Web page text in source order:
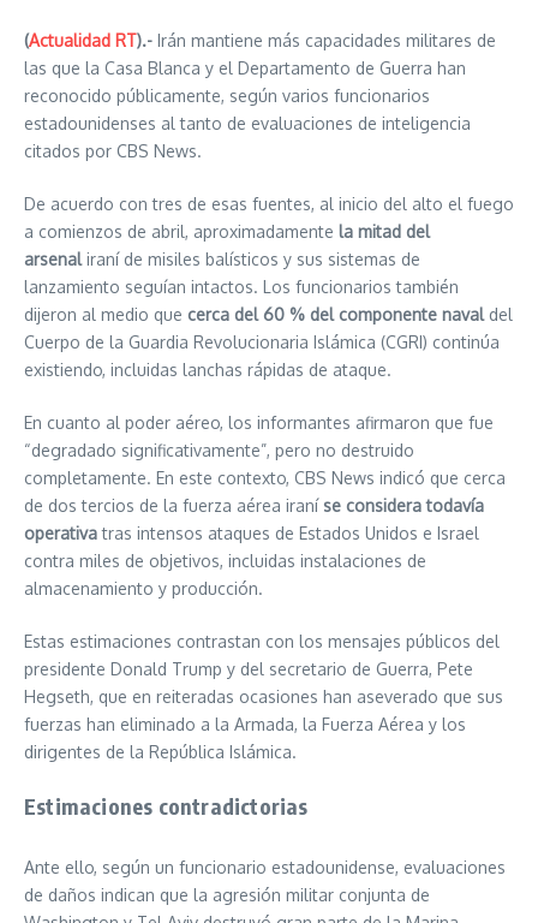
(Actualidad RT).- Irán mantiene más capacidades militares de
las que la Casa Blanca y el Departamento de Guerra han
reconocido públicamente, según varios funcionarios
estadounidenses al tanto de evaluaciones de inteligencia
citados por CBS News.
De acuerdo con tres de esas fuentes, al inicio del alto el fuego
a comienzos de abril, aproximadamente la mitad del
arsenaliraní de misiles balísticos y sus sistemas de
lanzamiento seguían intactos. Los funcionarios también
dijeron al medio que cerca del 60 % del componente navaldel
Cuerpo de la Guardia Revolucionaria Islámica (CGRI) continúa
existiendo, incluidas lanchas rápidas de ataque.
En cuanto al poder aéreo, los informantes afirmaron que fue
“degradado significativamente”, pero no destruido
completamente. En este contexto, CBS News indicó que cerca
de dos tercios de la fuerza aérea iraní se considera todavía
operativatras intensos ataques de Estados Unidos e Israel
contra miles de objetivos, incluidas instalaciones de
almacenamiento y producción.
Estas estimaciones contrastan con los mensajes públicos del
presidente Donald Trump y del secretario de Guerra, Pete
Hegseth, que en reiteradas ocasiones han aseverado que sus
fuerzas han eliminado a la Armada, la Fuerza Aérea y los
dirigentes de la República Islámica.
Estimaciones contradictorias
Ante ello, según un funcionario estadounidense, evaluaciones
de daños indican que la agresión militar conjunta de